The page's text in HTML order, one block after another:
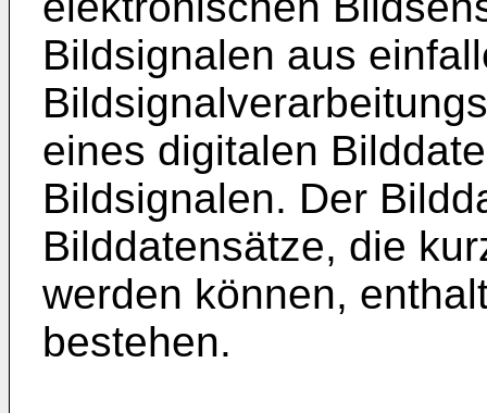
Bildsignalen aus
eines digitalen
Bildsignalen. Der
Bilddatensätze, die
werden können,
bestehen.